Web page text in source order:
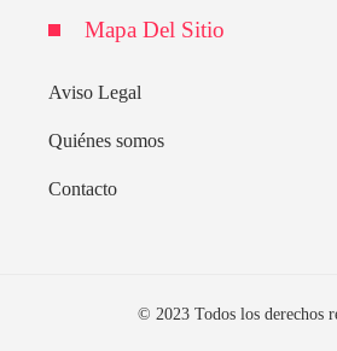
Mapa Del Sitio
Aviso Legal
Quiénes somos
Contacto
© 2023 Todos los derechos